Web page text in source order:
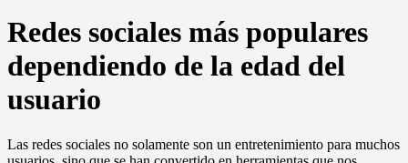
Redes sociales más populares
dependiendo de la edad del
usuario
Las redes sociales no solamente son un entretenimiento para muchos